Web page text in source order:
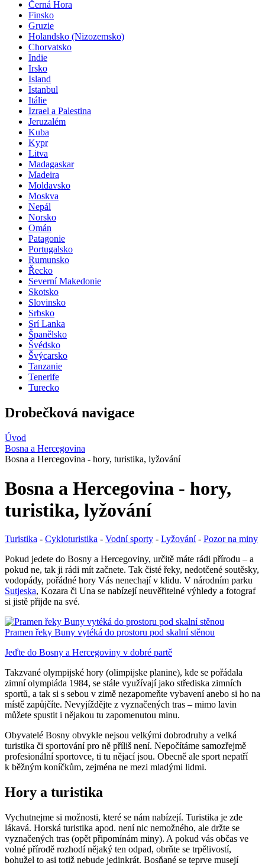
Černá Hora
Finsko
Gruzie
Holandsko (Nizozemsko)
Chorvatsko
Indie
Irsko
Island
Istanbul
Itálie
Izrael a Palestina
Jeruzalém
Kuba
Kypr
Litva
Madagaskar
Madeira
Moldavsko
Moskva
Nepál
Norsko
Omán
Patagonie
Portugalsko
Rumunsko
Řecko
Severní Makedonie
Skotsko
Slovinsko
Srbsko
Srí Lanka
Španělsko
Švédsko
Švýcarsko
Tanzanie
Tenerife
Turecko
Drobečková navigace
Úvod
Bosna a Hercegovina
Bosna a Hercegovina - hory, turistika, lyžování
Bosna a Hercegovina - hory,
turistika, lyžování
Turistika - Cykloturistika - Vodní sporty - Lyžování- Pozor na miny
Pokud jedete do Bosny a Hercegoviny, určitě máte rádi přírodu – a
pokud ne, tak ji rádi mít začnete. Tak čisté řeky, nedotčené soutěsky,
vodopády, pořádné hory Vás nenechají v klidu. V národním parku
Sutjeska, Kozara či Una se nabízejí neuvěřitelné výhledy a fotograf
si jistě přijde na své.
Pramen řeky Buny vytéká do prostoru pod skalní stěnou
Jeďte do Bosny a Hercegoviny v dobré partě
Takzvané olympijské hory (olimpijske planine), kde se pořádala
zimní olympiáda 1984, se stále využívají jako střediska zimních
sportů, a tak si s sebou v zimě nezapomeňte vybavení anebo si ho na
místě zapůjčíte. Nevyjíždějte z vyznačených tras – mimo lavin
můžete spustit i nějakou tu zapomenutou minu.
Obyvatelé Bosny obvykle nejsou velkými dobrodruhy a velká
turistika či sportování pro ně příliš není. Nepočítáme samozřejmě
profesionální sportovce, ti tu nějací jsou. Obecně ale sport nepatří
k běžným koníčkům, zejména ne mezi mladými lidmi.
Hory a turistika
Vychutnejme si možnosti, které se nám nabízejí. Turistika je zde
lákavá. Horská turistika apod. není nic nemožného, ale držte se
vyznačených tras (opět připomínám miny). A pokud vás občas ve
volné přírodě rozhodí nějaký ten odpad, obrňte se trpělivostí,
bohužel to asi totiž nebude jedinkrát. Bosňané se teprve musejí